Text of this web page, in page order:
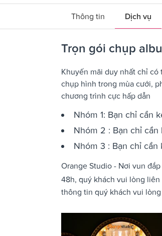
Thông tin Dịch vụ
Trọn gói chụp
Khuyến mãi duy nhất chỉ
chụp hình trong mùa cưới,
chương trình cực hấp dẫn
Nhóm 1: Bạn chỉ cần
Nhóm 2 : Bạn chỉ
Nhóm 3 : Bạn chỉ
Orange Studio - Nơi vun
48h, quý khách vui lòng liên
thông tin quý khách vui